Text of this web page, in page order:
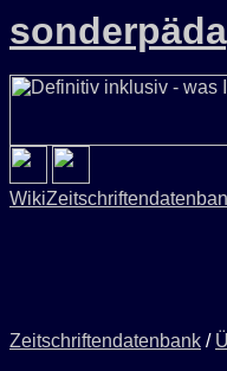
Wiki
Zeitschriftendatenbank /